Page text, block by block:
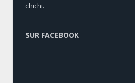
chichi.
SUR FACEBOOK